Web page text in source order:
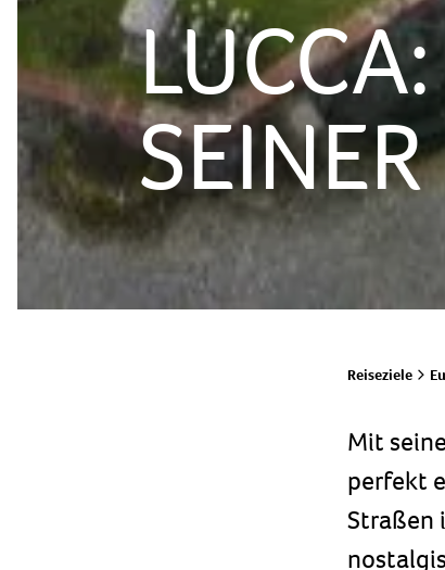
Reiseziele
Mit
perfekt
Straßen